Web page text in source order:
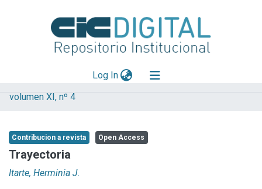
Log In(current)
Explorar
Aportar material
Statistics
volumen XI, nº 4
Contribucion a revista Open Access
Trayectoria
Itarte, Herminia J.